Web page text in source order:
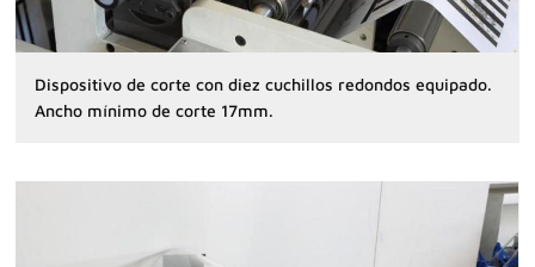
Dispositivo de corte con diez cuchillos redondos equipado.
Ancho mínimo de corte 17mm.